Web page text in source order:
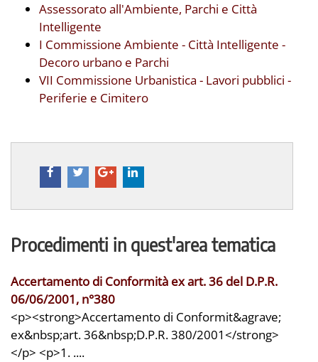
Assessorato all'Ambiente, Parchi e Città
Intelligente
I Commissione Ambiente - Città Intelligente -
Decoro urbano e Parchi
VII Commissione Urbanistica - Lavori pubblici -
Periferie e Cimitero
Procedimenti in quest'area tematica
Accertamento di Conformità ex art. 36 del D.P.R.
06/06/2001, n°380
<p><strong>Accertamento di Conformit&agrave;
ex&nbsp;art. 36&nbsp;D.P.R. 380/2001</strong>
</p> <p>1. ....